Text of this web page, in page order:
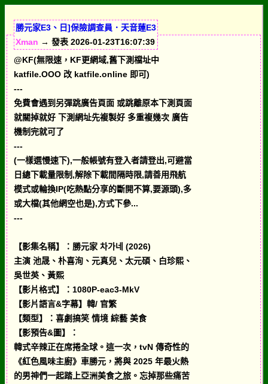
勝元家E3、日]保險調查員．天音蓮E3
Xman → 發表 2026-01-23T16:07:39
@KF(無限速，KF更網域,舊下測檔址中
katfile.OOO 改 katfile.online 即可)
---
免費會遇到另彈跳廣告頁面 或跳離原本下測頁面
就關掉就好 下測網址先複製好 多重複幾次 廣告
機制完就可了
---
(一樣選慢速下),一般帳號有登入者請登出,可避當
日總下載量限制,解除下載間隔時限,請善用飛航
模式或輪換IP(吃熱點分享的斷開不算,要源頭),多
或大檔(其他網空也是),方式下參...
---
【影集名稱】：勝元家 차가네 (2026)
主演 池晟、朴喜洵、元真兒、太元碩、白珍熙、
吳世英、黃熙
【影片格式】：1080P-eac3-MkV
【影片語言&字幕】韓/ 官繁
【類型】：喜劇搞笑 情境 綜藝 美食
【影預告&圖】：
韓式辛辣正在席捲全球。這一次，tvN 傳奇性的
《紅色風味主廚》車勝元，將與 2025 年最火熱
的男神們一起踏上亞洲美食之旅。忘掉那些痛苦